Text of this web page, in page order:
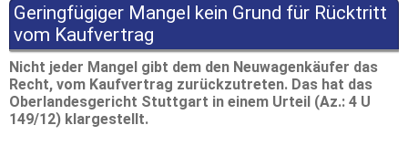
Geringfügiger Mangel kein Grund für Rücktritt
vom Kaufvertrag
Nicht jeder Mangel gibt dem den Neuwagenkäufer das
Recht, vom Kaufvertrag zurückzutreten. Das hat das
Oberlandesgericht Stuttgart in einem Urteil (Az.: 4 U
149/12) klargestellt.